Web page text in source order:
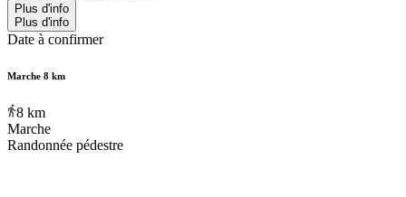
Plus d'info
Plus d'info
Date à confirmer
Marche 8 km
8 km
Marche
Randonnée pédestre